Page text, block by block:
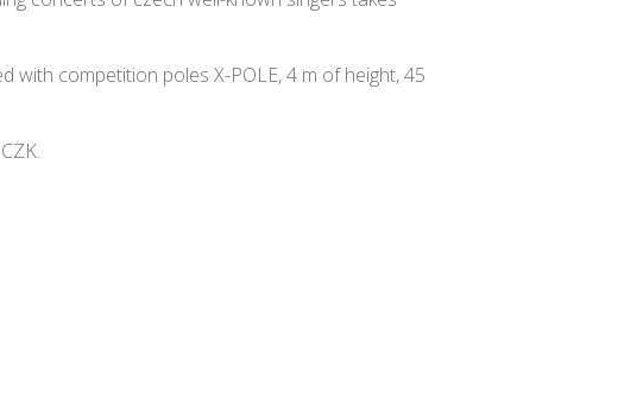
with competition poles X-POLE, 4 m of height, 45